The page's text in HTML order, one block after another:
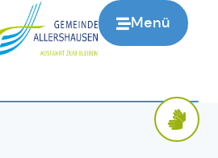
Menü